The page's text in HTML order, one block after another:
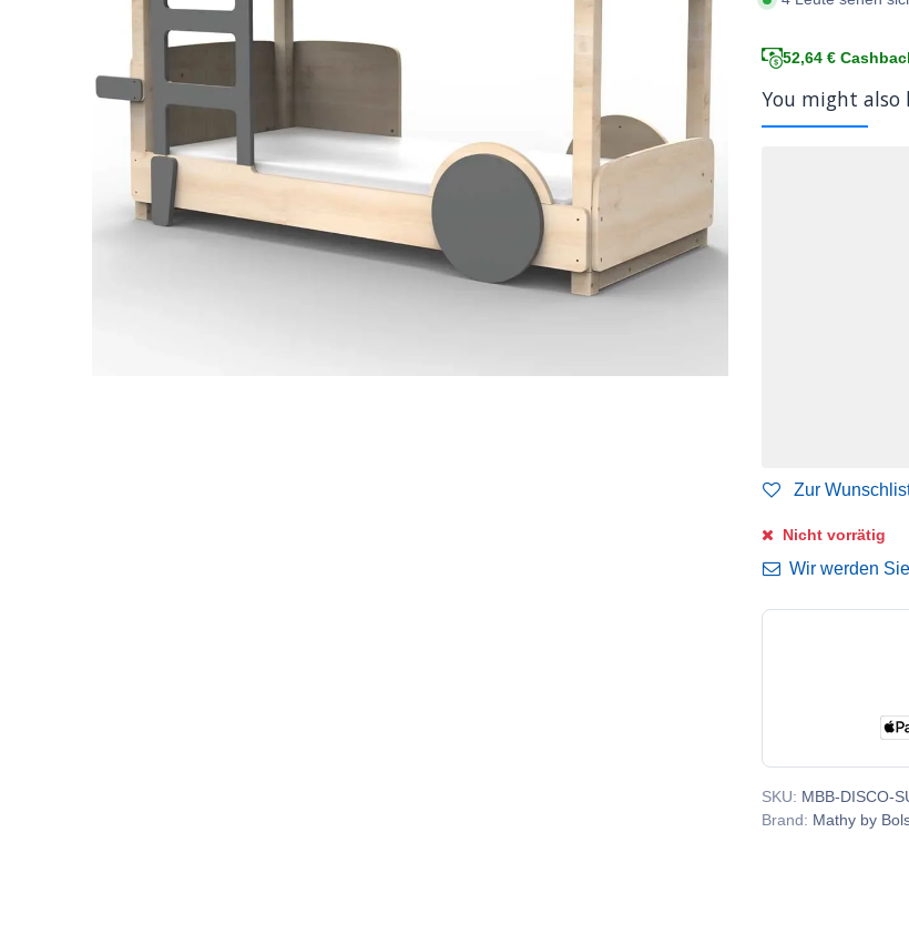
52,64 €
You might also
Zur
Nicht vorrätig
Wir werden
SKU: MBB-DISCO-
Brand: Mathy by